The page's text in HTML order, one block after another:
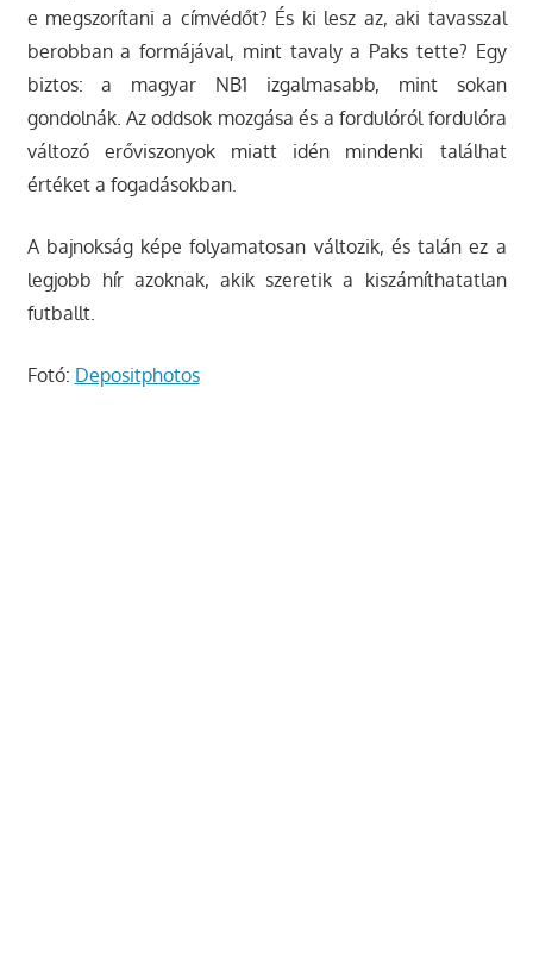
e megszorítani a címvédőt? És ki lesz az, aki tavasszal
berobban a formájával, mint tavaly a Paks tette? Egy
biztos: a magyar NB1 izgalmasabb, mint sokan
gondolnák. Az oddsok mozgása és a fordulóról fordulóra
változó erőviszonyok miatt idén mindenki találhat
értéket a fogadásokban.
A bajnokság képe folyamatosan változik, és talán ez a
legjobb hír azoknak, akik szeretik a kiszámíthatatlan
futballt.
Fotó: Depositphotos